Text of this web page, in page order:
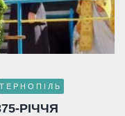
ТЕРНОПІЛЬ
РІЧЧЯ